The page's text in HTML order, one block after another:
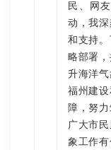
民、网
动，我
和支持
略部署
升海洋
福州建
障，努
广大市
象工作